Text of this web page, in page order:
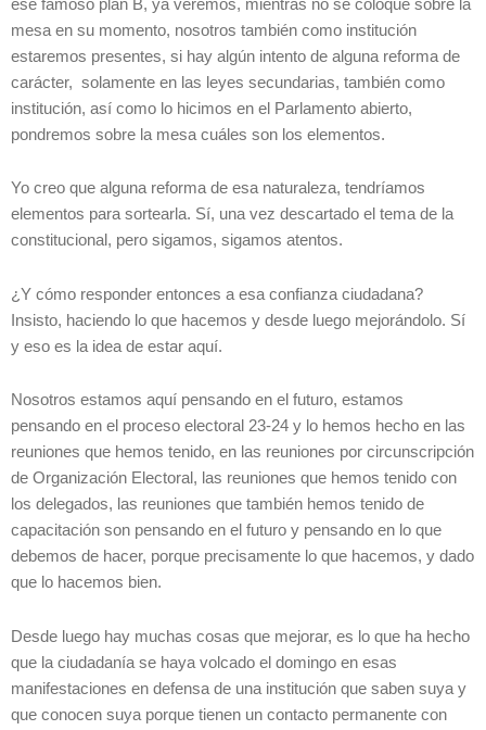
ese famoso plan B, ya veremos, mientras no se coloque sobre la
mesa en su momento, nosotros también como institución
estaremos presentes, si hay algún intento de alguna reforma de
carácter, solamente en las leyes secundarias, también como
institución, así como lo hicimos en el Parlamento abierto,
pondremos sobre la mesa cuáles son los elementos.
Yo creo que alguna reforma de esa naturaleza, tendríamos
elementos para sortearla. Sí, una vez descartado el tema de la
constitucional, pero sigamos, sigamos atentos.
¿Y cómo responder entonces a esa confianza ciudadana?
Insisto, haciendo lo que hacemos y desde luego mejorándolo. Sí
y eso es la idea de estar aquí.
Nosotros estamos aquí pensando en el futuro, estamos
pensando en el proceso electoral 23-24 y lo hemos hecho en las
reuniones que hemos tenido, en las reuniones por circunscripción
de Organización Electoral, las reuniones que hemos tenido con
los delegados, las reuniones que también hemos tenido de
capacitación son pensando en el futuro y pensando en lo que
debemos de hacer, porque precisamente lo que hacemos, y dado
que lo hacemos bien.
Desde luego hay muchas cosas que mejorar, es lo que ha hecho
que la ciudadanía se haya volcado el domingo en esas
manifestaciones en defensa de una institución que saben suya y
que conocen suya porque tienen un contacto permanente con